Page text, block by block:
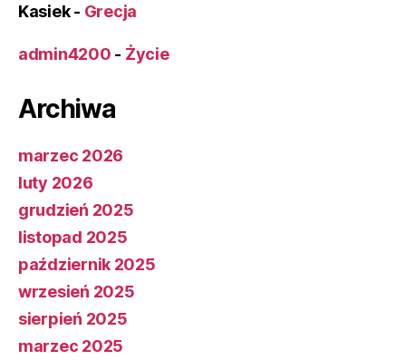
Kasiek- Grecja
admin4200 - Życie
Archiwa
marzec 2026
luty 2026
grudzień 2025
listopad 2025
październik 2025
wrzesień 2025
sierpień 2025
marzec 2025